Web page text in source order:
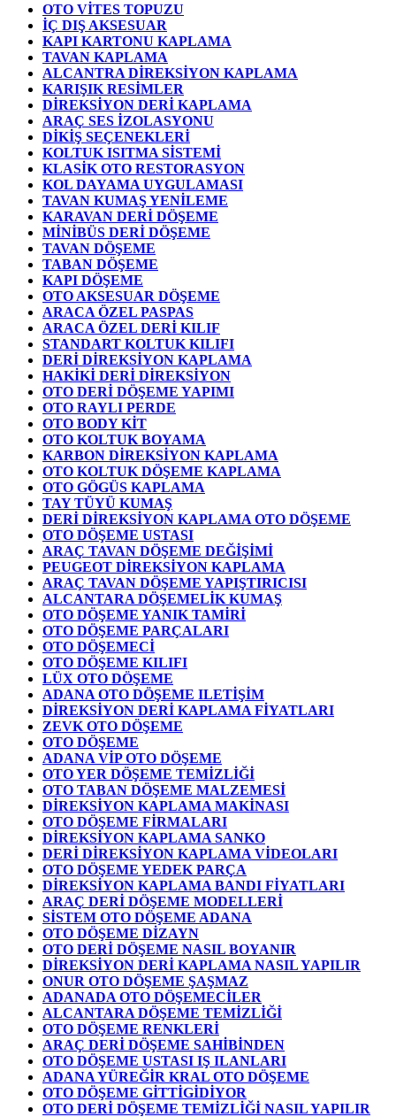
OTO VİTES TOPUZU
İÇ DIŞ AKSESUAR
KAPI KARTONU KAPLAMA
TAVAN KAPLAMA
ALCANTRA DİREKSİYON KAPLAMA
KARIŞIK RESİMLER
DİREKSİYON DERİ KAPLAMA
ARAÇ SES İZOLASYONU
DİKİŞ SEÇENEKLERİ
KOLTUK ISITMA SİSTEMİ
KLASİK OTO RESTORASYON
KOL DAYAMA UYGULAMASI
TAVAN KUMAŞ YENİLEME
KARAVAN DERİ DÖŞEME
MİNİBÜS DERİ DÖŞEME
TAVAN DÖŞEME
TABAN DÖŞEME
KAPI DÖŞEME
OTO AKSESUAR DÖŞEME
ARACA ÖZEL PASPAS
ARACA ÖZEL DERİ KILIF
STANDART KOLTUK KILIFI
DERİ DİREKSİYON KAPLAMA
HAKİKİ DERİ DİREKSİYON
OTO DERİ DÖŞEME YAPIMI
OTO RAYLI PERDE
OTO BODY KİT
OTO KOLTUK BOYAMA
KARBON DİREKSİYON KAPLAMA
OTO KOLTUK DÖŞEME KAPLAMA
OTO GÖGÜS KAPLAMA
TAY TÜYÜ KUMAŞ
DERİ DİREKSİYON KAPLAMA OTO DÖŞEME
OTO DÖŞEME USTASI
ARAÇ TAVAN DÖŞEME DEĞİŞİMİ
PEUGEOT DİREKSİYON KAPLAMA
ARAÇ TAVAN DÖŞEME YAPIŞTIRICISI
ALCANTARA DÖŞEMELİK KUMAŞ
OTO DÖŞEME YANIK TAMİRİ
OTO DÖŞEME PARÇALARI
OTO DÖŞEMECİ
OTO DÖŞEME KILIFI
LÜX OTO DÖŞEME
ADANA OTO DÖŞEME ILETİŞİM
DİREKSİYON DERİ KAPLAMA FİYATLARI
ZEVK OTO DÖŞEME
OTO DÖŞEME
ADANA VİP OTO DÖŞEME
OTO YER DÖŞEME TEMİZLİĞİ
OTO TABAN DÖŞEME MALZEMESİ
DİREKSİYON KAPLAMA MAKİNASI
OTO DÖŞEME FİRMALARI
DİREKSİYON KAPLAMA SANKO
DERİ DİREKSİYON KAPLAMA VİDEOLARI
OTO DÖŞEME YEDEK PARÇA
DİREKSİYON KAPLAMA BANDI FİYATLARI
ARAÇ DERİ DÖŞEME MODELLERİ
SİSTEM OTO DÖŞEME ADANA
OTO DÖŞEME DİZAYN
OTO DERİ DÖŞEME NASIL BOYANIR
DİREKSİYON DERİ KAPLAMA NASIL YAPILIR
ONUR OTO DÖŞEME ŞAŞMAZ
ADANADA OTO DÖŞEMECİLER
ALCANTARA DÖŞEME TEMİZLİĞİ
OTO DÖŞEME RENKLERİ
ARAÇ DERİ DÖŞEME SAHİBİNDEN
OTO DÖŞEME USTASI IŞ ILANLARI
ADANA YÜREĞİR KRAL OTO DÖŞEME
OTO DÖŞEME GİTTİGİDİYOR
OTO DERİ DÖŞEME TEMİZLİĞİ NASIL YAPILIR